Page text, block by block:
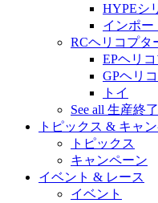
HYPEシ
インポー
RCヘリコプタ
EPヘリ
GPヘリ
トイ
See all 生産終
トピックス & キャ
トピックス
キャンペーン
イベント & レース
イベント